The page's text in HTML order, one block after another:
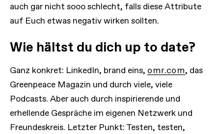
auch gar nicht sooo schlecht, falls diese Attribute
auf Euch etwas negativ wirken sollten.
Wie hältst du dich up to date?
Ganz konkret: LinkedIn, brand eins, omr.com, das
Greenpeace Magazin und durch viele, viele
Podcasts. Aber auch durch inspirierende und
erhellende Gespräche im eigenen Netzwerk und
Freundeskreis. Letzter Punkt: Testen, testen,